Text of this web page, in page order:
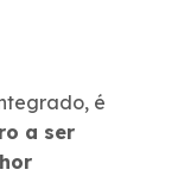
é
a ser